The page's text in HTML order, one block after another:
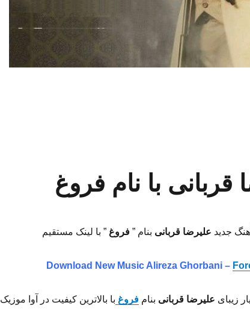
جدید علی زند وکیلی با نام باز بهار اومد”
قربانی با نام فروغ
جدید علیرضا قربانی بنام ” فروغ ” با لینک مستقیم
Download New Music Alireza Ghorbani –
زیبای علیرضا قربانی بنام فروغ با بالاترین کیفیت در آوا موزیک